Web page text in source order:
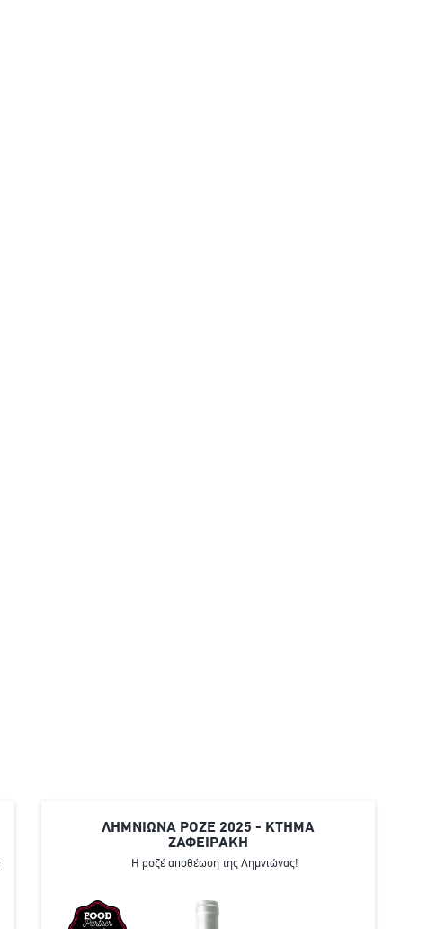
ΛΗΜΝΙΩΝΑ ΡΟΖΕ 2025 - ΚΤΗΜΑ
ΖΑΦΕΙΡΑΚΗ
Η ροζέ αποθέωση της Λημνιώνας!